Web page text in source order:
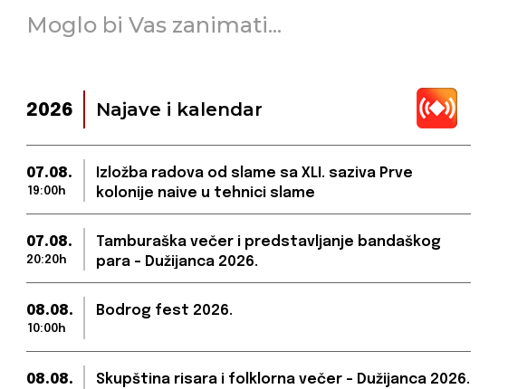
Moglo bi Vas zanimati...
2026 Najave i kalendar
07.08.
19:00h
Izložba radova od slame sa XLI. saziva Prve
kolonije naive u tehnici slame
07.08.
20:20h
Tamburaška večer i predstavljanje bandaškog
para – Dužijanca 2026.
08.08.
10:00h
Bodrog fest 2026.
08.08. Skupština risara i folklorna večer – Dužijanca 2026.